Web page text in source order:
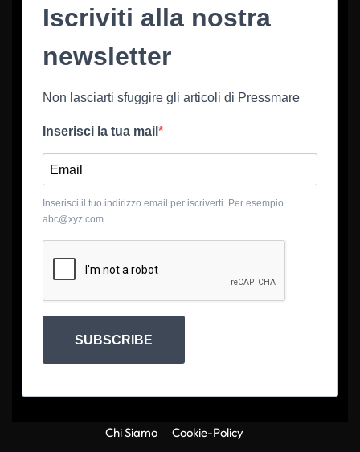
Iscriviti alla nostra
newsletter
Non lasciarti sfuggire gli articoli di Pressmare
Inserisci la tua mail
Inserisci il tuo indirizzo email per iscriverti. Per esempio
abc@xyz.com
SUBSCRIBE
Chi Siamo Cookie-Policy